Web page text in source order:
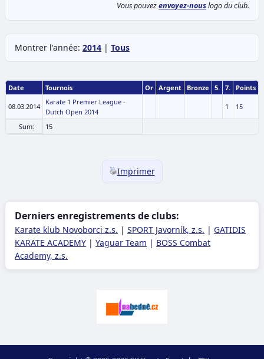
Vous pouvezenvoyez-nouslogo du club.
Montrer l'année: 2014 | Tous
Date Tournois Or Argent Bronze 5. 7. Points
08.03.2014
Karate 1 Premier League -
Dutch Open 2014
1 15
Sum: 15
Imprimer
Derniers enregistrements de clubs:
Karate klub Novoborci z.s. | SPORT Javorník, z.s. | GATIDIS
KARATE ACADEMY | Yaguar Team | BOSS Combat
Academy, z.s.